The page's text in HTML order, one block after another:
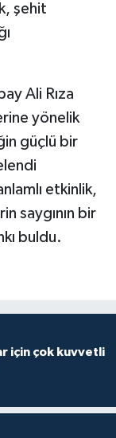
şehit
Ali Rıza
yönelik
güçlü bir
etkinlik,
saygının bir
buldu.
için çok kuvvetli